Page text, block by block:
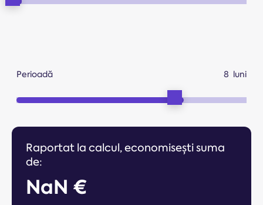
Perioadă luni
Raportat la calcul, economisești suma
de:
NaN €